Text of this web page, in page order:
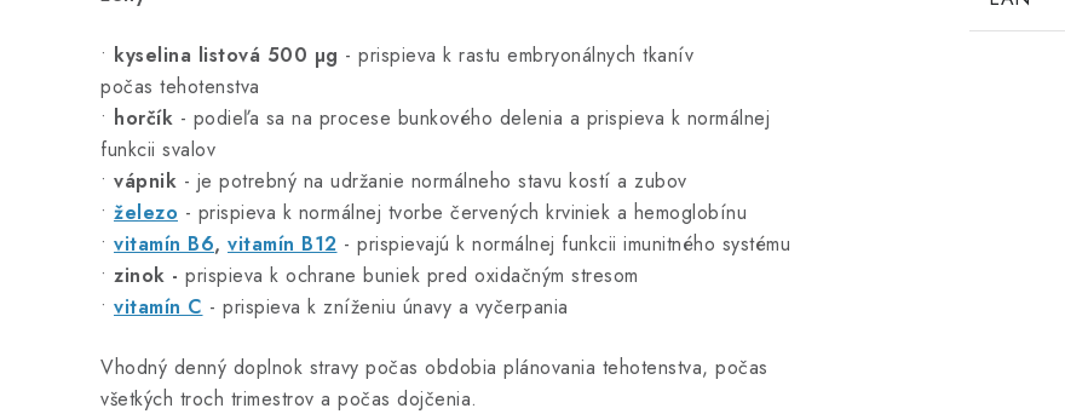
• kyselina listová 500 µg - prispieva k rastu embryonálnych tkanív
počas tehotenstva
• horčík - podieľa sa na procese bunkového delenia a prispieva k normálnej
funkcii svalov
• vápnik - je potrebný na udržanie normálneho stavu kostí a zubov
• železo - prispieva k normálnej tvorbe červených krviniek a hemoglobínu
• vitamín B6, vitamín B12 - prispievajú k normálnej funkcii imunitného systému
• zinok - prispieva k ochrane buniek pred oxidačným stresom
• vitamín C - prispieva k zníženiu únavy a vyčerpania
Vhodný denný doplnok stravy počas obdobia plánovania tehotenstva, počas
všetkých troch trimestrov a počas dojčenia.